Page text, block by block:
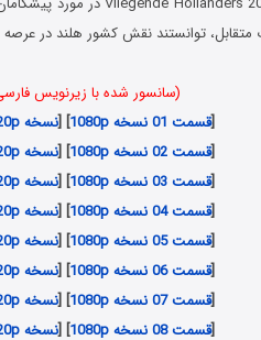
متقابل، توانستند نقش کشور هلند در
(سانسور شده با زیرنویس
[قسمت 01 نسخه 1080p ] [نسخه 720p
[قسمت 02 نسخه 1080p ] [نسخه 720p
[قسمت 03 نسخه 1080p ] [نسخه 720p
[قسمت 04 نسخه 1080p ] [نسخه 720p
[قسمت 05 نسخه 1080p ] [نسخه 720p
[قسمت 06 نسخه 1080p ] [نسخه 720p
[قسمت 07 نسخه 1080p ] [نسخه 720p
[قسمت 08 نسخه 1080p ] [نسخه 720p